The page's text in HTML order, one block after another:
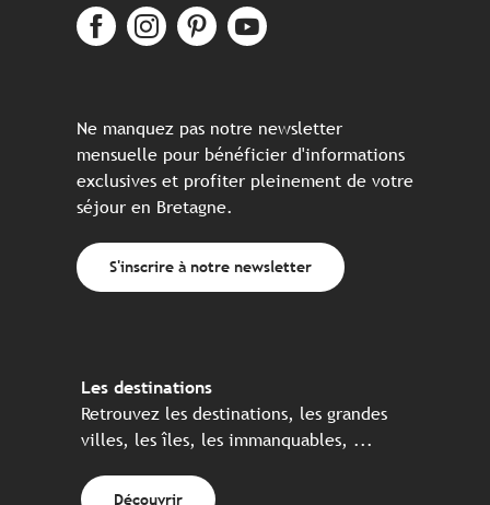
Ne manquez pas notre newsletter
mensuelle pour bénéficier d'informations
exclusives et profiter pleinement de votre
séjour en Bretagne.
S'inscrire à notre newsletter
Les destinations
Retrouvez les destinations, les grandes
villes, les îles, les immanquables, ...
Découvrir